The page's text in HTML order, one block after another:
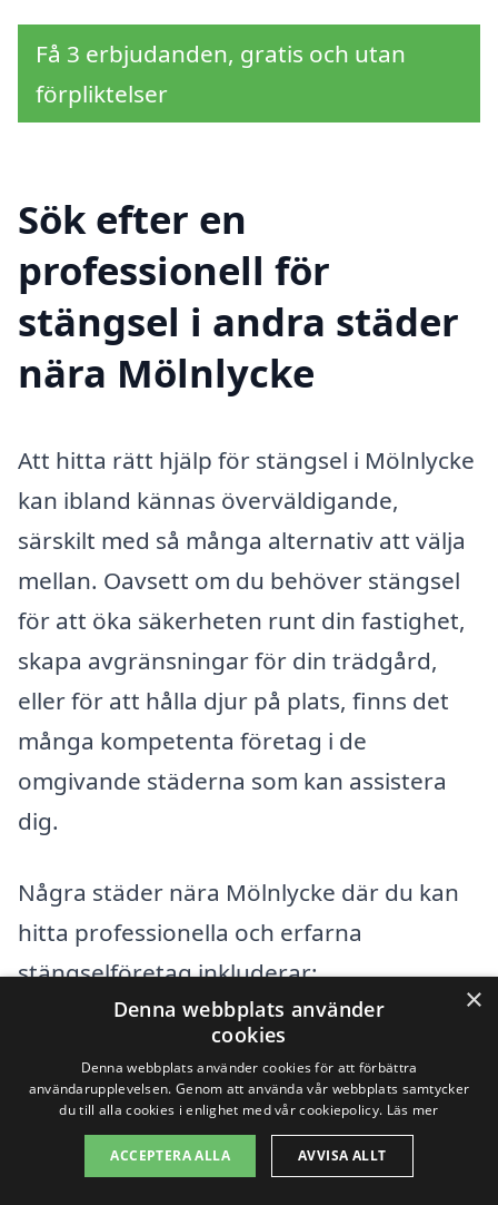
Få 3 erbjudanden, gratis och utan
förpliktelser
Sök efter en
professionell för
stängsel i andra städer
nära Mölnlycke
Att hitta rätt hjälp för stängsel i Mölnlycke
kan ibland kännas överväldigande,
särskilt med så många alternativ att välja
mellan. Oavsett om du behöver stängsel
för att öka säkerheten runt din fastighet,
skapa avgränsningar för din trädgård,
eller för att hålla djur på plats, finns det
många kompetenta företag i de
omgivande städerna som kan assistera
dig.
Några städer nära Mölnlycke där du kan
hitta professionella och erfarna
stängselföretag inkluderar:
Landvetter
Rävlanda
×
Denna webbplats använder
cookies
Denna webbplats använder cookies för att förbättra
användarupplevelsen. Genom att använda vår webbplats samtycker
du till alla cookies i enlighet med vår cookiepolicy. Läs mer
ACCEPTERA ALLA AVVISA ALLT